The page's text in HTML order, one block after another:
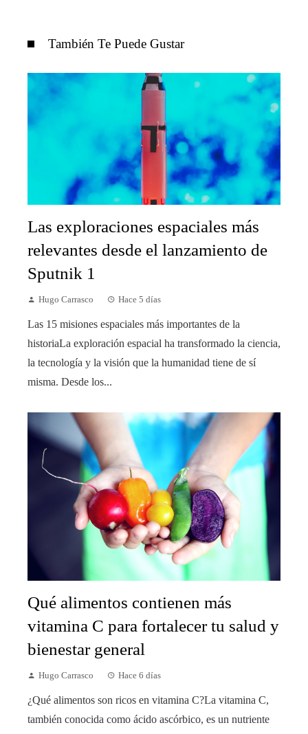
También Te Puede Gustar
Las exploraciones espaciales más
relevantes desde el lanzamiento de
Sputnik 1
Hugo Carrasco Hace 5 días
Las 15 misiones espaciales más importantes de la
historiaLa exploración espacial ha transformado la ciencia,
la tecnología y la visión que la humanidad tiene de sí
misma. Desde los...
Qué alimentos contienen más
vitamina C para fortalecer tu salud y
bienestar general
Hugo Carrasco Hace 6 días
¿Qué alimentos son ricos en vitamina C?La vitamina C,
también conocida como ácido ascórbico, es un nutriente